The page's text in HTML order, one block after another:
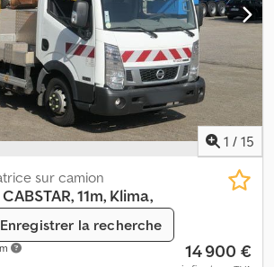
1 / 15
sur camion
11m, Klima,
14 900 €
Enregistrer la recherche